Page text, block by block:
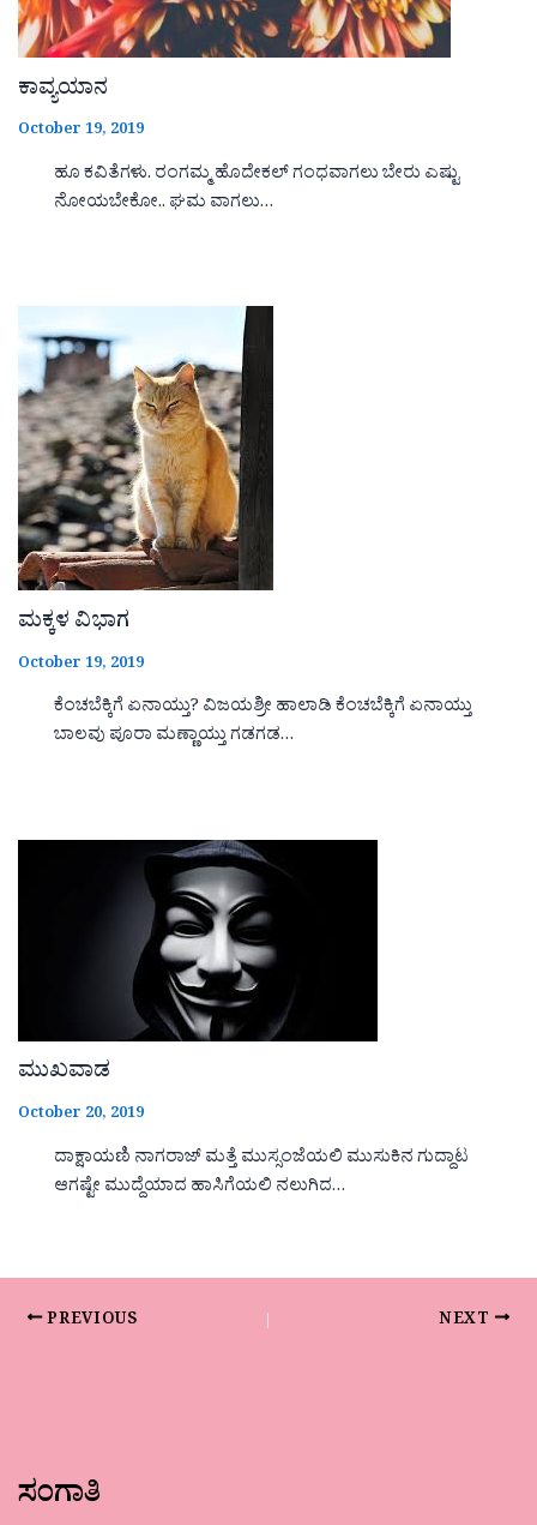
ಕಾವ್ಯಯಾನ
October 19, 2019
ಹೂ ಕವಿತೆಗಳು. ರಂಗಮ್ಮ ಹೊದೇಕಲ್ ಗಂಧವಾಗಲು ಬೇರು ಎಷ್ಟು
ನೋಯಬೇಕೋ.. ಘಮ ವಾಗಲು…
ಮಕ್ಕಳ ವಿಭಾಗ
October 19, 2019
ಕೆಂಚಬೆಕ್ಕಿಗೆ ಏನಾಯ್ತು? ವಿಜಯಶ್ರೀ ಹಾಲಾಡಿ ಕೆಂಚಬೆಕ್ಕಿಗೆ ಏನಾಯ್ತು
ಬಾಲವು ಪೂರಾ ಮಣ್ಣಾಯ್ತು ಗಡಗಡ…
ಮುಖವಾಡ
October 20, 2019
ದಾಕ್ಷಾಯಣಿ ನಾಗರಾಜ್ ಮತ್ತೆ ಮುಸ್ಸಂಜೆಯಲಿ ಮುಸುಕಿನ ಗುದ್ದಾಟ
ಆಗಷ್ಟೇ ಮುದ್ದೆಯಾದ ಹಾಸಿಗೆಯಲಿ ನಲುಗಿದ…
PREVIOUS NEXT
ಸಂಗಾತಿ